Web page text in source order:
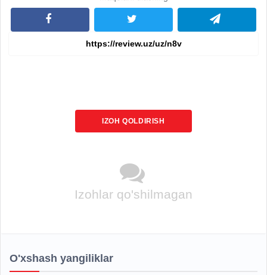
IZOH QOLDIRISH
Izohlar qo'shilmagan
O'xshash yangiliklar